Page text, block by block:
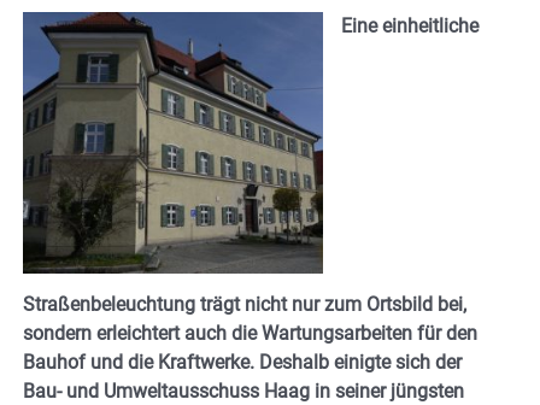
Eine einheitliche
Straßenbeleuchtung trägt nicht nur zum Ortsbild bei,
sondern erleichtert auch die Wartungsarbeiten für den
Bauhof und die Kraftwerke. Deshalb einigte sich der
Bau- und Umweltausschuss Haag in seiner jüngsten